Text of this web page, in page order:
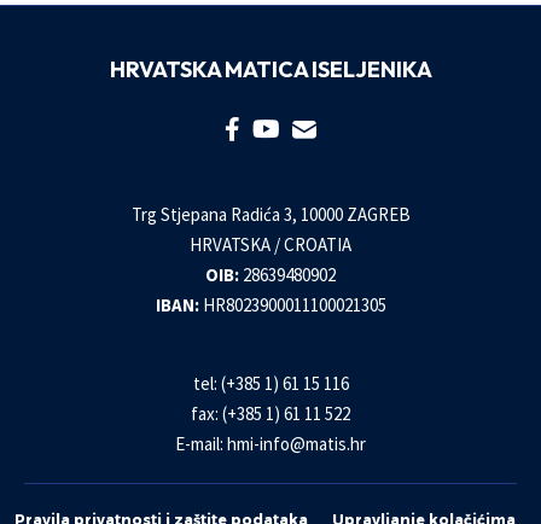
HRVATSKA MATICA ISELJENIKA
Trg Stjepana Radića 3, 10000 ZAGREB
HRVATSKA / CROATIA
OIB: 28639480902
IBAN: HR8023900011100021305
tel: (+385 1) 61 15 116
fax: (+385 1) 61 11 522
E-mail: hmi-info@matis.hr
Pravila privatnosti i zaštite podataka Upravljanje kolačićima